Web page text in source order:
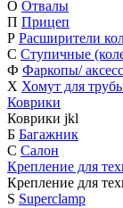
О Отвалы
П Прицеп
Р Расширители
С Ступичные
Ф Фаркопы/
Х Хомут для
Коврики
Коврики jkl
Б Багажник
С Салон
Крепление для
Крепление для
S Superclamp